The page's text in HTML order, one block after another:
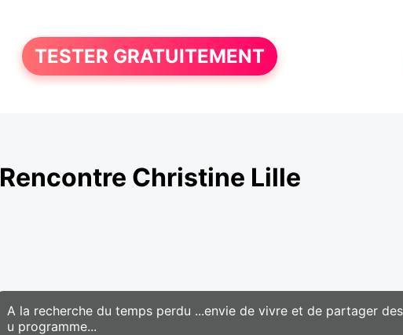
TESTER GRATUITEMENT
Rencontre Christine Lille
A la recherche du temps perdu ...envie de vivre et de partager
u programme...